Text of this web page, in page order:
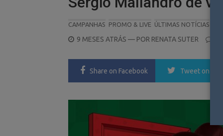
CAMPANHAS PROMO & LIVE ÚLTIMAS NOTÍCIAS
POSTED
9 MESES ATRÁS — POR RENATA SUTER
Share on Facebook Tweet on